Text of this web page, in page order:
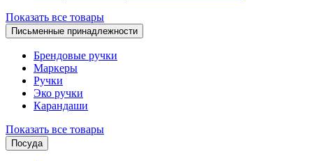
Показать все товары
Письменные принадлежности
Брендовые ручки
Маркеры
Ручки
Эко ручки
Карандаши
Показать все товары
Посуда